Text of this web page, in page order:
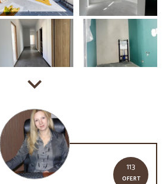
113
OFERT